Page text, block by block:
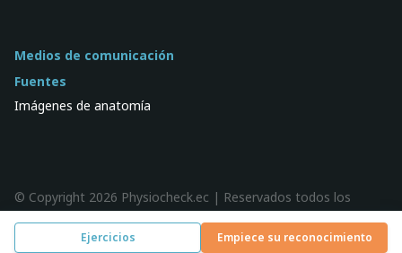
Ejercicios Empiece su reconocimiento
Medios de comunicación
Fuentes
Imágenes de anatomía
© Copyright 2026 Physiocheck.ec | Reservados todos los
derechos |Privacidad| Diseño:SWiF